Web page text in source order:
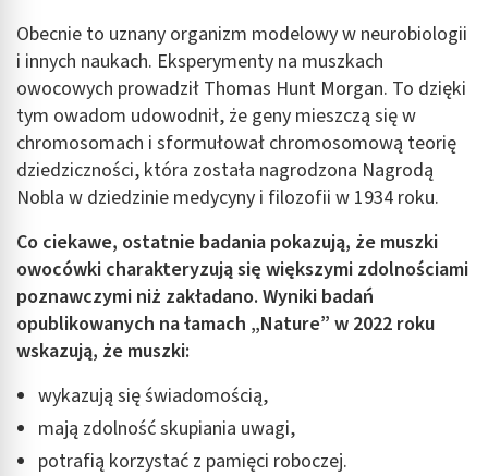
Obecnie to uznany organizm modelowy w neurobiologii
i innych naukach. Eksperymenty na muszkach
owocowych prowadził Thomas Hunt Morgan. To dzięki
tym owadom udowodnił, że geny mieszczą się w
chromosomach i sformułował chromosomową teorię
dziedziczności, która została nagrodzona Nagrodą
Nobla w dziedzinie medycyny i filozofii w 1934 roku.
Co ciekawe, ostatnie badania pokazują, że muszki
owocówki charakteryzują się większymi zdolnościami
poznawczymi niż zakładano. Wyniki badań
opublikowanych na łamach „Nature” w 2022 roku
wskazują, że muszki:
wykazują się świadomością,
mają zdolność skupiania uwagi,
potrafią korzystać z pamięci roboczej.